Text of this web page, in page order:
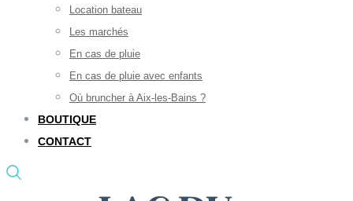
Location bateau
Les marchés
En cas de pluie
En cas de pluie avec enfants
Où bruncher à Aix-les-Bains ?
BOUTIQUE
CONTACT